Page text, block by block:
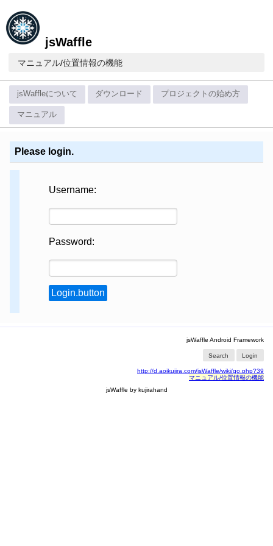
jsWaffle
マニュアル/位置情報の機能
jsWaffleについて ダウンロード プロジェクトの始め方
マニュアル
Please login.
Username:
Password:
jsWaffle Android Framework
Search Login
http://d.aoikujira.com/jsWaffle/wiki/go.php?39
マニュアル/位置情報の機能
jsWaffle by kujirahand